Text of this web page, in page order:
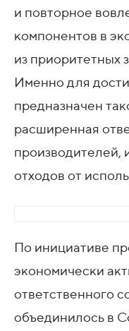
и повторное
компонентов в
из приоритетных
Именно для
предназначен
расширенная
производителей,
отходов от
По инициативе
экономически
ответственного
объединилось в